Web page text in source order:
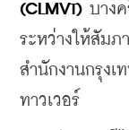
(CLMVT) บางค
ระหว่างให้สัม
สำนักงานกรุงเ
ทาวเวอร์